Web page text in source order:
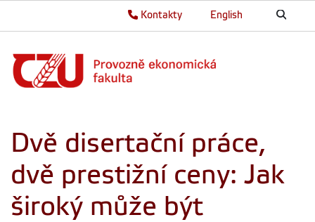
English
Kontakty
Dvě disertační práce,
dvě prestižní ceny: Jak
široký může být